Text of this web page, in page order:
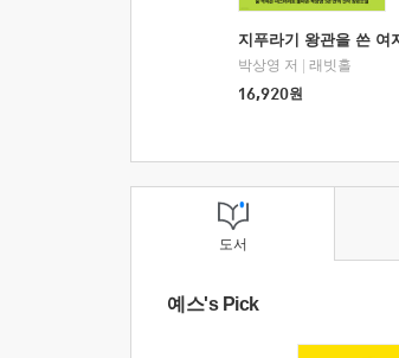
지푸라기 왕관을 쓴 여
박상영 저
래빗홀
16,920원
도서
예스's Pick